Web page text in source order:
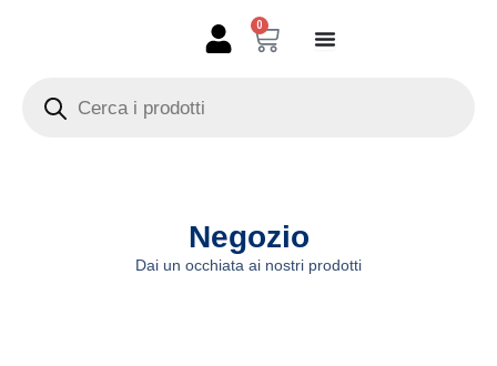
0
Carrello
search
Negozio
Dai un occhiata ai nostri prodotti